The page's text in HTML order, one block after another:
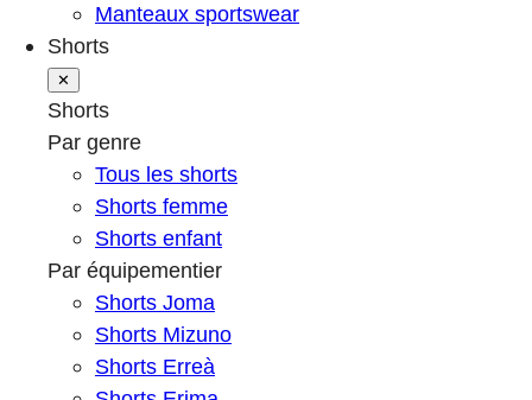
Manteaux sportswear
Shorts
✕
Shorts
Par genre
Tous les shorts
Shorts femme
Shorts enfant
Par équipementier
Shorts Joma
Shorts Mizuno
Shorts Erreà